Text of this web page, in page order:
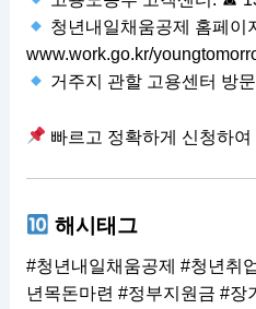
청년내일채움공제 홈페이
www.work.go.kr/
거주지 관할 고용센터 방
빠르고 정확하게 신청하
해시태그
#청년내일채움공제 #청년취
년목돈마련 #정부지원금 #장